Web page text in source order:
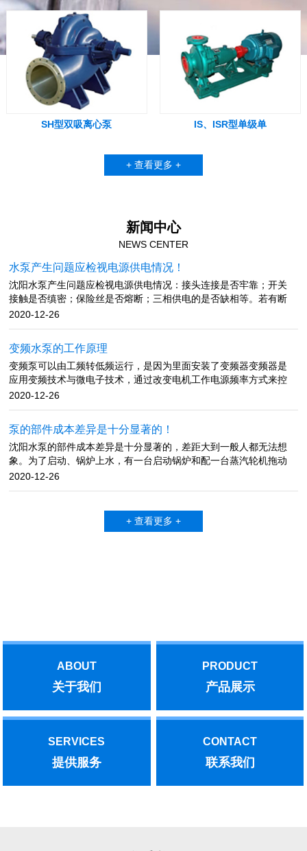
SH型双吸离心泵 IS、ISR型单级单
+ 查看更多 +
新闻中心
NEWS CENTER
水泵产生问题应检视电源供电情况！
沈阳水泵产生问题应检视电源供电情况：接头连接是否牢靠；开关
接触是否缜密；保险丝是否熔断；三相供电的是否缺相等。若有断
路、接触不良、保险丝熔断、缺相，应查明原因并及时进行修理。
流量不足产生原因：多是吸水管漏气、底阀漏气；进水口堵塞；底
阀入水深度不足；水泵转速太低；密封环或叶轮磨损过大；吸水高
度超标等。 排除方法：检查吸水管与底阀，堵住漏气源；清理进水
口处的淤泥或堵塞物；底阀入水深度大于进水管直径的1.5倍，加大
底阀入水深度；检查电源电压，提高水泵转速，更换密封环或叶
轮；降低水泵的安装位置，或更换高扬程水泵。 吸不上水产生原
因：泵体内有空气或进水管积气，或是底阀关闭不紧，灌引水不
满、真空泵填料漏气厉害，闸阀或拍门关闭不严。排除方法：先把
水压上来，再将泵体注满水，然后开机。同时检视逆止阀是否严
密，管路、接头有无漏气现象，若发现漏气，拆卸后在接头处涂上
润滑油或调合漆，并扭紧螺丝。检查水泵轴的油封环，若磨损严重
应更换新件。管路漏水或漏气。可能安设时螺帽拧得不紧。水泵不
出水产生原因：泵体和吸水管没灌满引水；动水位低于水泵滤水
水泵的安装位置，使滤水管在动水位之下，或等动水位升过滤水管
再抽水；修补或更换吸水管。文章内容来源于网络，如有问题，请
2020-12-26
变频水泵的工作原理
变频泵可以由工频转低频运行，是因为里面安装了变频器变频器是
应用变频技术与微电子技术，通过改变电机工作电源频率方式来控
制交流电动机的电力控制设备。变频器主要由整流（将工作频率固
器（按设定的程序工作，控制输出方波的幅度与脉宽，使叠加为近
似正弦波的和电网电压频率完全不同的交流电，根据电机的实际需
要来提供其所需要的电源电压，进而达到节能、调速的目的。变频
器具有调压、调频、稳压、调速等基本功能，应用了现代的科学技
术，可以再不改变电压的情况下调整频率，也可以在频率不改变的
结构复杂但使用简单，是现代控制异步交流电动机启动运行最优秀
的设备。文章内容来源于网络，如有问题，请与我们联系！
2020-12-26
泵的部件成本差异是十分显著的！
沈阳水泵的部件成本差异是十分显著的，差距大到一般人都无法想
象。为了启动、锅炉上水，有一台启动锅炉和配一台蒸汽轮机拖动
的给水泵，便于启动用。 电动给水泵耗用的是电厂的发电量(厂用
叶轮出口高压液体，从而实现密封。停车时，副叶轮不起作用，因
此同时配备停车密封装置解决停车时可能产生的化工泵泄漏。水泵
水管灌满水，水泵运转后，在叶轮高速旋转而产生的离心力的作用
文章内容来源于网络，如有问题，请与我们联系！
2020-12-26
+ 查看更多 +
ABOUT
关于我们
PRODUCT
产品展示
SERVICES
提供服务
CONTACT
联系我们